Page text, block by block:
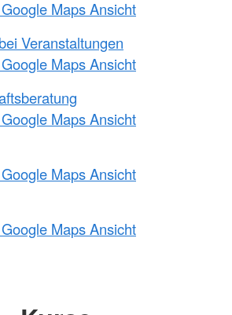
Maps Ansicht
Veranstaltungen
Maps Ansicht
Maps Ansicht
Maps Ansicht
Maps Ansicht